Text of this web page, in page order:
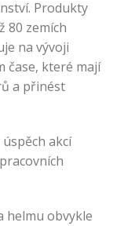
Produkty
80 zemích
na vývoji
čase, které mají
a přinést
akcí
helmu obvykle